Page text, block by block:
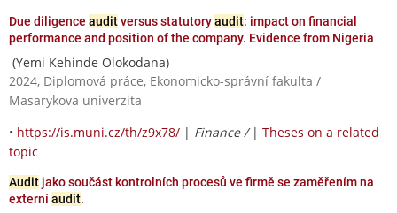
Due diligence auditversus statutoryaudit: impact on financial
performance and position of the company. Evidence from Nigeria
(Yemi Kehinde Olokodana)
2024, Diplomová práce, Ekonomicko-správní fakulta /
Masarykova univerzita
• https://is.muni.cz/th/z9x78/ | Finance / | Theses on a related
topic
Audit jako součást kontrolních procesů ve firmě se zaměřením na
externíaudit.